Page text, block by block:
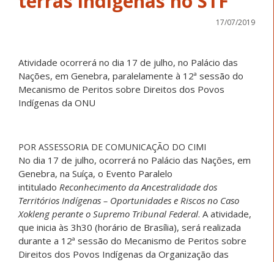
17/07/2019
Atividade ocorrerá no dia 17 de julho, no Palácio das
Nações, em Genebra, paralelamente à 12ª sessão do
Mecanismo de Peritos sobre Direitos dos Povos
Indígenas da ONU
POR ASSESSORIA DE COMUNICAÇÃO DO CIMI
No dia 17 de julho, ocorrerá no Palácio das Nações, em
Genebra, na Suíça, o Evento Paralelo
intitulado Reconhecimento da Ancestralidade dos
Territórios Indígenas – Oportunidades e Riscos no Caso
Xokleng perante o Supremo Tribunal Federal. A atividade,
que inicia às 3h30 (horário de Brasília), será realizada
durante a 12ª sessão do Mecanismo de Peritos sobre
Direitos dos Povos Indígenas da Organização das